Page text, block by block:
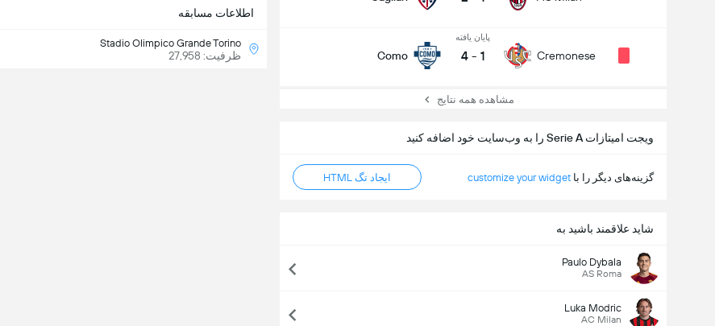
Cremonese
پایان یافته
1
-
4
Como
مشاهده همه نتایج
ویجت امیتازات Serie A را به وب‌سایت خود اضافه کنید
گزینه‌های دیگر را با customize your widget ایجاد تگ HTML
شاید علاقمند باشید به
Paulo Dybala
AS Roma
Luka Modric
AC Milan
اطلاعات مسابقه
Stadio Olimpico Grande Torino
ظرفیت: 27,958